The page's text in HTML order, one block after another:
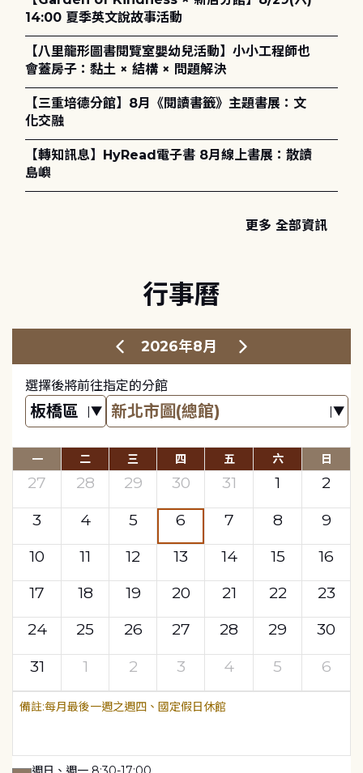
14:00 夏季英文說故事活動
【八里龍形圖書閱覽室嬰幼兒活動】小小工程師也
會蓋房子：黏土 × 結構 × 問題解決
【三重培德分館】8月《閱讀書籤》主題書展：文
化交融
【轉知訊息】HyRead電子書 8月線上書展：散讀
島嶼
更多 全部資訊
行事曆
2026年8月
選擇後將前往指定的分館
一 二 三 四 五 六 日
27 28 29 30 31 1
2
3
4 5 6 7 8
9
10
11 12 13 14 15
16
17
18 19 20 21 22
23
24
25 26 27 28 29
30
31
1 2 3 4 5 6
每月最後一週之週四、國定假日休館